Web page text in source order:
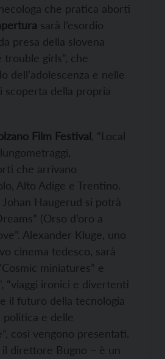
che pratica aborti
sarà l’esordio
presa della slovena
girls”, che
dell’adolescenza e nelle
scoperta della propria
Film Festival , “Local
che arrivano
Alto Adige e Trentino.
Haugerud si potrà
(Orso d’oro a
Alexander Kluge, uno
cinema tedesco, sarà
miniatures” e
“viaggi ironici e divertenti
il futuro della tecnologia
politica e delle
così vengono presentati.
direttore Bugno – è un